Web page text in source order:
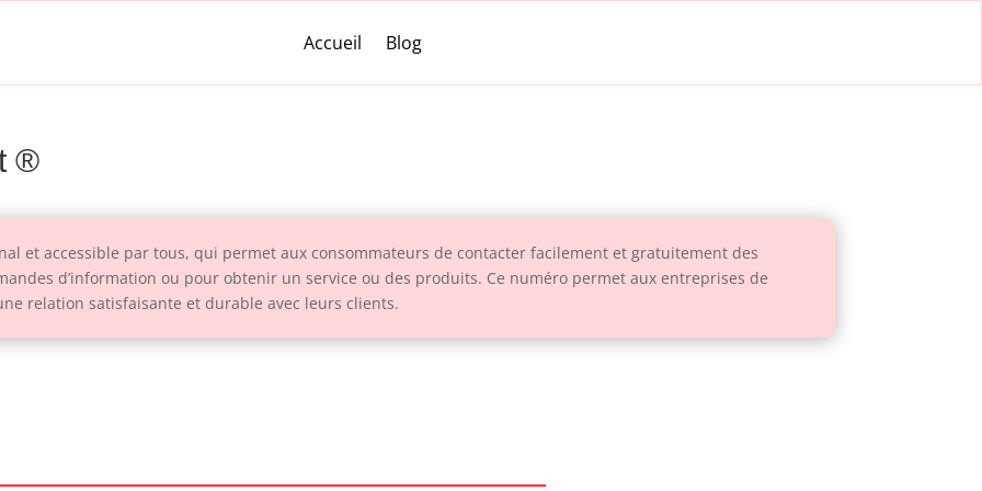
Accueil Blog
®
et accessible par tous, qui permet aux consommateurs de contacter facilement et gratuitement des
d’information ou pour obtenir un service ou des produits. Ce numéro permet aux entreprises de
relation satisfaisante et durable avec leurs clients.